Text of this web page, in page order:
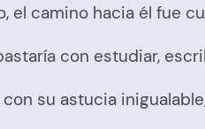
el camino hacia él fue
con estudiar,
con su astucia